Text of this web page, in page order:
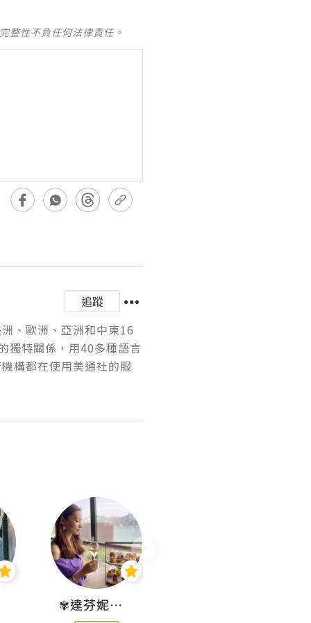
整性不負任何法律責任。
追蹤
、歐洲、亞洲和中東16
獨特關係，用40多種語言
構都在使用美通社的服
✾達芬妮•愛孩子•愛生活✾